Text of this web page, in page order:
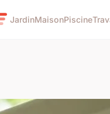
JardinMaisonPiscine